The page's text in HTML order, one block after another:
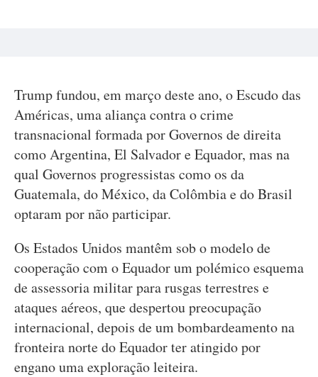
Trump fundou, em março deste ano, o Escudo das
Américas, uma aliança contra o crime
transnacional formada por Governos de direita
como Argentina, El Salvador e Equador, mas na
qual Governos progressistas como os da
Guatemala, do México, da Colômbia e do Brasil
optaram por não participar.
Os Estados Unidos mantêm sob o modelo de
cooperação com o Equador um polémico esquema
de assessoria militar para rusgas terrestres e
ataques aéreos, que despertou preocupação
internacional, depois de um bombardeamento na
fronteira norte do Equador ter atingido por
engano uma exploração leiteira.